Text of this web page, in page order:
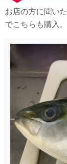
お店の方に聞い
でこちらも購入。